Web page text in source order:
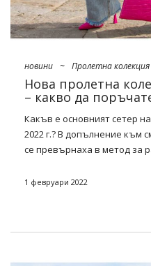
новини ~ Пролетна колекция
Нова пролетна
– какво да
Какъв е основният сетер
2022 г.? В допълнение към
се превърнаха в метод за
безсмъртни основни, както
1 февруари 2022